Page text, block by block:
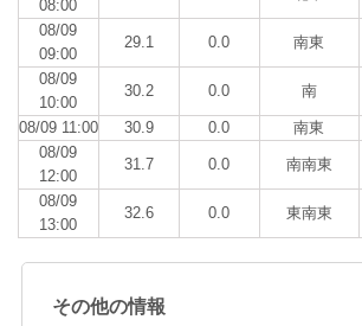
08:00
08/09
09:00
29.1 0.0 南東
08/09
10:00
30.2 0.0 南
08/09 11:00 30.9 0.0 南東
08/09
12:00
31.7 0.0 南南東
08/09
13:00
32.6 0.0 東南東
その他の情報